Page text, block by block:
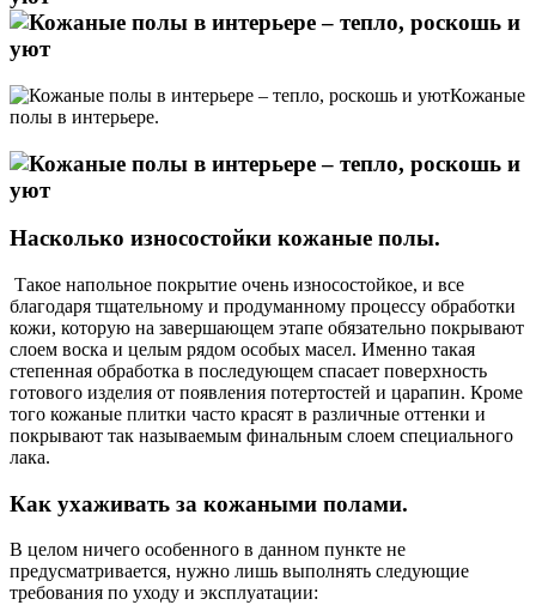
Кожаные
полы в интерьере.
Насколько износостойки кожаные полы.
Такое напольное покрытие очень износостойкое, и все
благодаря тщательному и продуманному процессу обработки
кожи, которую на завершающем этапе обязательно покрывают
слоем воска и целым рядом особых масел. Именно такая
степенная обработка в последующем спасает поверхность
готового изделия от появления потертостей и царапин. Кроме
того кожаные плитки часто красят в различные оттенки и
покрывают так называемым финальным слоем специального
лака.
Как ухаживать за кожаными полами.
В целом ничего особенного в данном пункте не
предусматривается, нужно лишь выполнять следующие
требования по уходу и эксплуатации: